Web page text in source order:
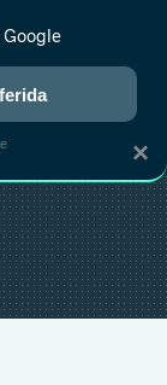
RANKINGS CINE
×